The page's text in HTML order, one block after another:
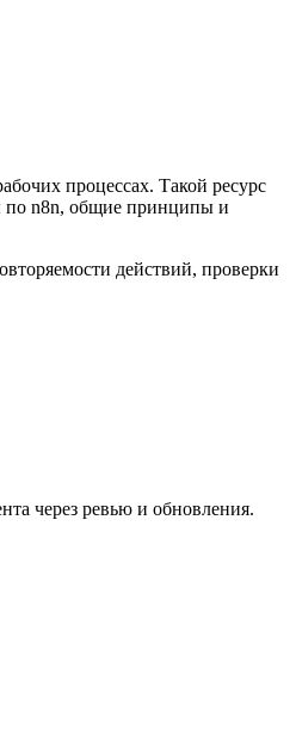
по n8n, общие принципы и
действий, проверки
через ревью и обновления.